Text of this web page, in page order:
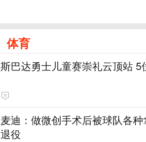
体育
斯巴达勇士儿童赛崇礼云顶站
麦迪：做微创手术后被球队各
退役